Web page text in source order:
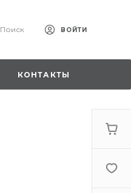
Поиск ВОЙТИ
КОНТАКТЫ